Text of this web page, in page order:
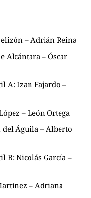
– Adrián Reina
Alcántara – Óscar
A: Izan Fajardo –
– León Ortega
del Águila – Alberto
B: Nicolás García –
– Adriana